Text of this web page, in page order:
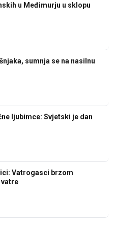
u Međimurju u sklopu
sumnja se na nasilnu
ljubimce: Svjetski je dan
Vatrogasci brzom